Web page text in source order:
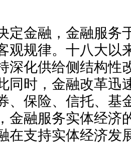
金融，金融服务
观规律。十八大以
深化供给侧结构性
同时，金融改革迅
、保险、信托、基
金融服务实体经济
在支持实体经济发